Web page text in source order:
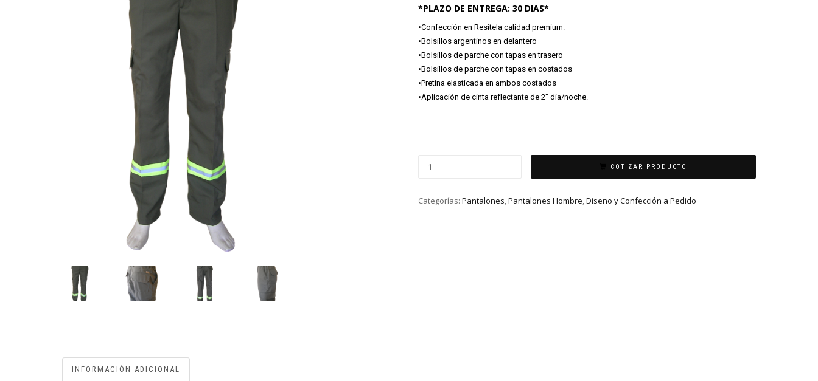
*PLAZO DE ENTREGA: 30 DIAS*
•Confección en Resitela calidad premium.
•Bolsillos argentinos en delantero
•Bolsillos de parche con tapas en trasero
•Bolsillos de parche con tapas en costados
•Pretina elasticada en ambos costados
•Aplicación de cinta reflectante de 2″ día/noche.
COTIZAR PRODUCTO
Categorías: Pantalones,Pantalones Hombre,Diseno y Confección a Pedido
INFORMACIÓN ADICIONAL